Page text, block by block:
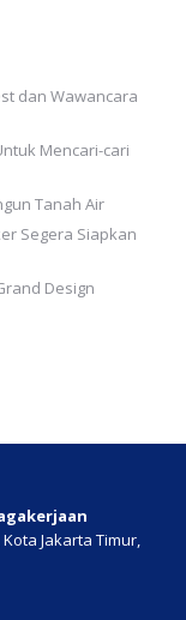
dan Wawancara
Mencari-cari
Tanah Air
Segera Siapkan
Design
Jakarta Timur,